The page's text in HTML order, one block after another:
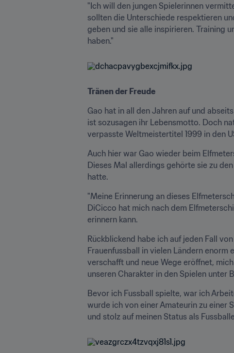
"Ich will den jungen Spielerinnen
sollten die Unterschiede respektieren
geben und sie alle inspirieren. Training
haben."
Tränen der Freude
Gao hat in all den Jahren auf und
ist sozusagen ihr Lebensmotto. Doch
verpasste Weltmeistertitel 1999 in den
Auch hier war Gao wieder beim
Dieses Mal allerdings gehörte sie zu
hatte.
"Meine Erinnerung an dieses
DiCicco hat mich nach dem
erinnern kann.
Rückblickend habe ich auf jeden Fall
Frauenfussball in vielen Ländern enorm
verschafft und neue Wege eröffnet,
unseren Charakter in den Spielen unter
Bevor ich Fussball spielte, war ich
wurde ich von einer Amateurin zu einer
und stolz auf meinen Status als